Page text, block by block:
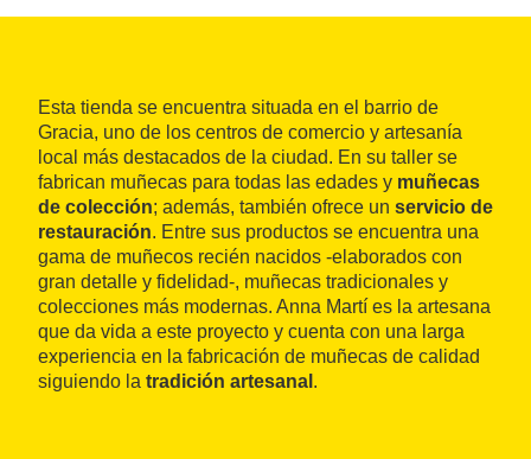
Esta tienda se encuentra situada en el barrio de
Gracia, uno de los centros de comercio y artesanía
local más destacados de la ciudad. En su taller se
fabrican muñecas para todas las edades y muñecas
de colección; además, también ofrece un servicio de
restauración. Entre sus productos se encuentra una
gama de muñecos recién nacidos -elaborados con
gran detalle y fidelidad-, muñecas tradicionales y
colecciones más modernas. Anna Martí es la artesana
que da vida a este proyecto y cuenta con una larga
experiencia en la fabricación de muñecas de calidad
siguiendo la tradición artesanal .